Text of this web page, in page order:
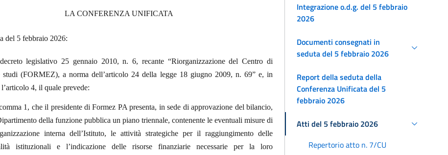
LA CONFERENZA UNIFICATA
del 5 febbraio 2026:
legislativo 25 gennaio 2010, n. 6, recante “Riorganizzazione del Centro di
studi (FORMEZ), a norma dell’articolo 24 della legge 18 giugno 2009, n. 69” e, in
4, il quale prevede:
1, che il presidente di Formez PA presenta, in sede di approvazione del bilancio,
della funzione pubblica un piano triennale, contenente le eventuali misure di
interna dell’Istituto, le attività strategiche per il raggiungimento delle
istituzionali e l’indicazione delle risorse finanziarie necessarie per la loro
Integrazione o.d.g. del 5 febbraio
2026
Documenti consegnati in
seduta del 5 febbraio 2026
Report della seduta della
Conferenza Unificata del 5
febbraio 2026
Atti del 5 febbraio 2026
Repertorio atto n. 7/CU